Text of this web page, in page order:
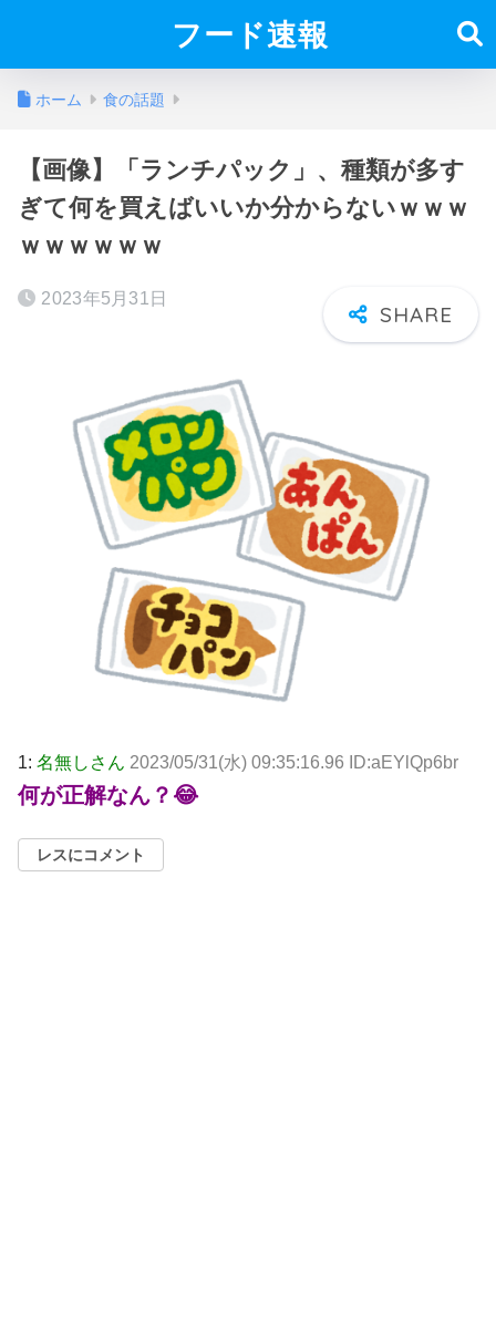
フード速報
ホーム 食の話題
【画像】「ランチパック」、種類が多す
ぎて何を買えばいいか分からないｗｗｗ
ｗｗｗｗｗｗ
2023年5月31日
1: 名無しさん 2023/05/31(水) 09:35:16.96 ID:aEYlQp6br
何が正解なん？😂
レスにコメント